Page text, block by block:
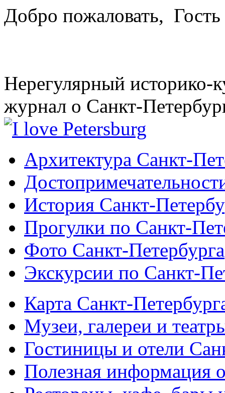
Добро пожаловать, Гость
Нерегулярный историко-
журнал о Санкт-
Архитектура Санкт-
История Санкт-
Прогулки по Санкт-
Фото Санкт-Петербурга
Экскурсии по Санкт-
Карта Санкт-
Музеи, галереи и
Гостиницы и отели
Полезная информация